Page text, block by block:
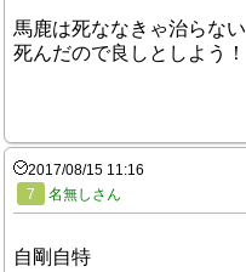
馬鹿は死ななきゃ治らない
死んだので良しとしよう！
2017/08/15 11:16
7
名無しさん
自剛自特